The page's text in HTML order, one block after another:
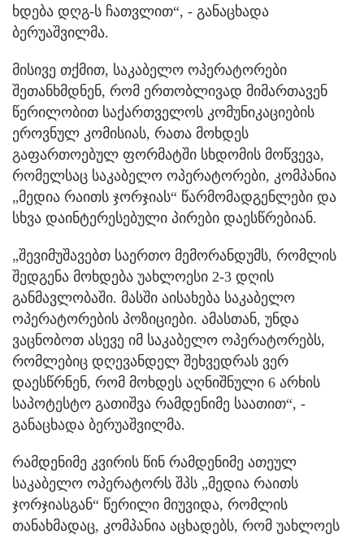
ხდება დღგ-ს ჩათვლით“, - განაცხადა
ბერუაშვილმა.
მისივე თქმით, საკაბელო ოპერატორები
შეთანხმდნენ, რომ ერთობლივად მიმართავენ
წერილობით საქართველოს კომუნიკაციების
ეროვნულ კომისიას, რათა მოხდეს
გაფართოებულ ფორმატში სხდომის მოწვევა,
რომელსაც საკაბელო ოპერატორები, კომპანია
„მედია რაითს ჯორჯიას“ წარმომადგენლები და
სხვა დაინტერესებული პირები დაესწრებიან.
„შევიმუშავებთ საერთო მემორანდუმს, რომლის
შედგენა მოხდება უახლოესი 2-3 დღის
განმავლობაში. მასში აისახება საკაბელო
ოპერატორების პოზიციები. ამასთან, უნდა
ვაცნობოთ ასევე იმ საკაბელო ოპერატორებს,
რომლებიც დღევანდელ შეხვედრას ვერ
დაესწრნენ, რომ მოხდეს აღნიშნული 6 არხის
საპოტესტო გათიშვა რამდენიმე საათით“, -
განაცხადა ბერუაშვილმა.
რამდენიმე კვირის წინ რამდენიმე ათეულ
საკაბელო ოპერატორს შპს „მედია რაითს
ჯორჯიასგან“ წერილი მიუვიდა, რომლის
თანახმადაც, კომპანია აცხადებს, რომ უახლოეს